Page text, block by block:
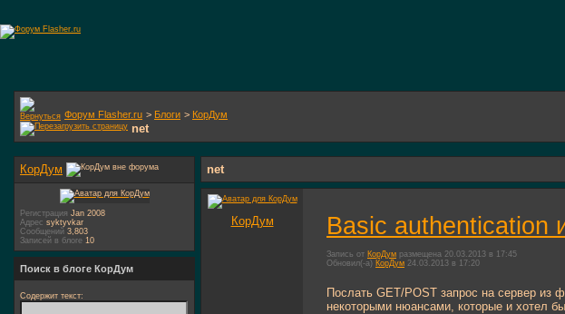
Форум Flasher.ru > Блоги > КорДум
net
net
КорДум Basic authentication
Запись от КорДум размещена 20.03.2013 в 17:45
Обновил(-а) КорДум 24.03.2013 в 17:20
Послать GET/POST запрос на сервер из
некоторыми нюансами, которые и хотел
КорДум
Регистрация Jan 2008
Адрес syktyvkar
Сообщений 3,803
Записей в блоге 10
Поиск в блоге КорДум
Содержит текст: